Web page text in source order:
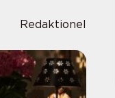
Redaktionel